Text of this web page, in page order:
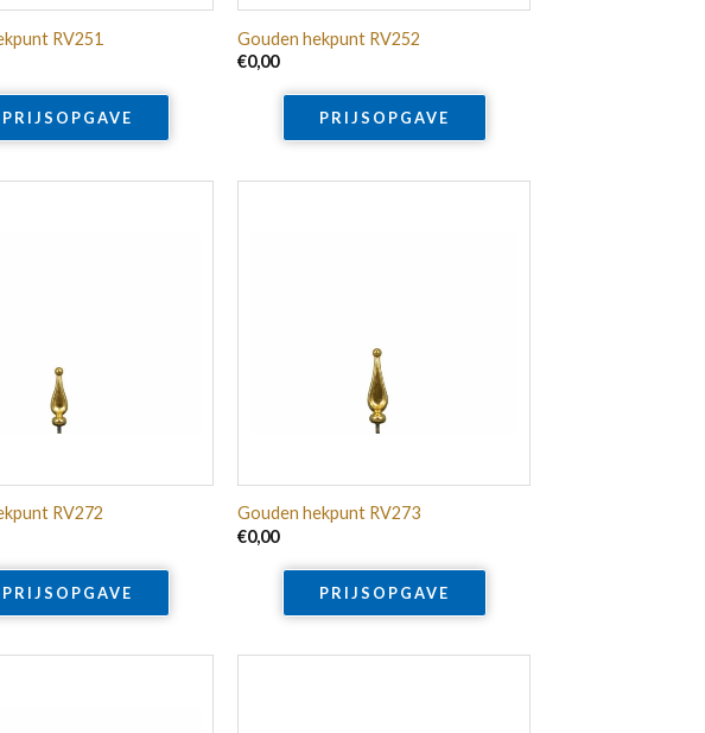
RV251
PRIJSOPGAVE
Gouden hekpunt RV252
€0,00
PRIJSOPGAVE
RV272
PRIJSOPGAVE
Gouden hekpunt RV273
€0,00
PRIJSOPGAVE